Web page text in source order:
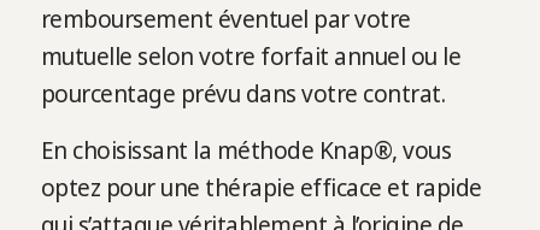
remboursement éventuel par votre
mutuelle selon votre forfait annuel ou le
pourcentage prévu dans votre contrat.
En choisissant la méthode Knap®, vous
optez pour une thérapie efficace et rapide